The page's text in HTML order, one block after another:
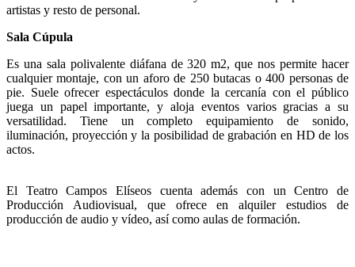
artistas y resto de personal.
Sala Cúpula
Es una sala polivalente diáfana de 320 m2, que nos permite hacer
cualquier montaje, con un aforo de 250 butacas o 400 personas de
pie. Suele ofrecer espectáculos donde la cercanía con el público
juega un papel importante, y aloja eventos varios gracias a su
versatilidad. Tiene un completo equipamiento de sonido,
iluminación, proyección y la posibilidad de grabación en HD de los
actos.
El Teatro Campos Elíseos cuenta además con un Centro de
Producción Audiovisual, que ofrece en alquiler estudios de
producción de audio y vídeo, así como aulas de formación.